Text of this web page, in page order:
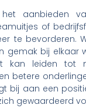
het aanbieden
of
te bevorderen.
gemak bij elkaar
kan leiden tot
betere
bij aan een
gewaardeerd